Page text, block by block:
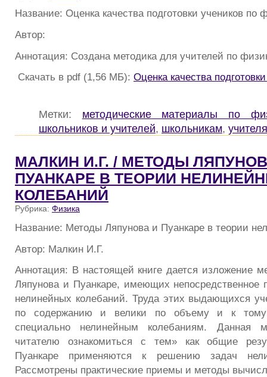
Название: Оценка качества подготовки учеников по
Автор:
Аннотация: Создана методика для учителей по
Скачать в pdf (1,56 МБ): Оценка качества
Метки: методические материалы по
школьников и учителей, школьникам,
МАЛКИН И.Г. / МЕТОДЫ
ПУАНКАРЕ В ТЕОРИИ
КОЛЕБАНИЙ
Рубрика: Физика
Название: Методы Ляпунова и Пуанкаре в теории
Автор: Малкин И.Г.
Аннотация: В настоящей книге дается изложение
Ляпунова и Пуанкаре, имеющих непосредственное
нелинейных колебаний. Труда этих выдающихся
по содержанию и велики по объему и к
специально нелинейным колебаниям. Данная
читателю ознакомиться с тем» как общие
Пуанкаре применяются к решению задач
Рассмотрены практические приемы и методы